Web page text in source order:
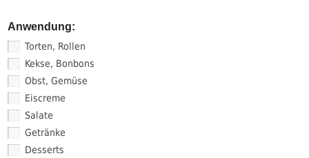
Anwendung:
Torten, Rollen
Kekse, Bonbons
Obst, Gemüse
Eiscreme
Salate
Getränke
Desserts